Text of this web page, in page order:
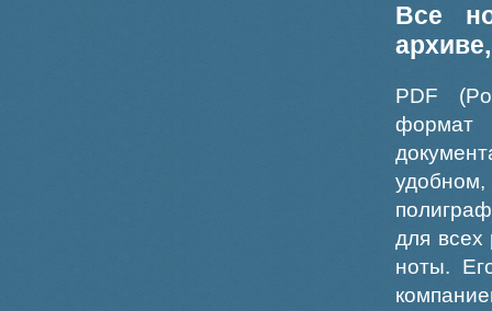
Все
PDF
формат
для всех
ноты.